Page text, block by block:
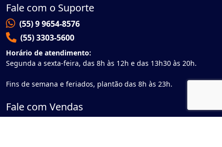
Fale com o Suporte
(55) 9 9654-8576
(55) 3303-5600
Horário de atendimento:
Segunda a sexta-feira, das 8h às 12h e das 13h30 às 20h.
Fins de semana e feriados, plantão das 8h às 23h.
Fale com Vendas